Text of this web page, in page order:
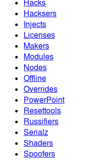
Hacks
Hacksers
Injects
Licenses
Makers
Modules
Nodes
Offline
Overrides
PowerPoint
Resettools
Russifiers
Serialz
Shaders
Spoofers